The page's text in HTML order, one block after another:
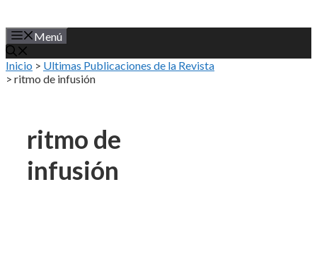
Menú
Inicio > Ultimas Publicaciones de la Revista
> ritmo de infusión
ritmo de
infusión